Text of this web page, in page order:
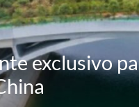
exclusivo